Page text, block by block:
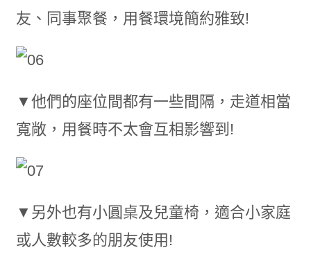
友、同事聚餐，用餐環境簡約雅致!
▼他們的座位間都有一些間隔，走道相當
寬敞，用餐時不太會互相影響到!
▼另外也有小圓桌及兒童椅，適合小家庭
或人數較多的朋友使用!